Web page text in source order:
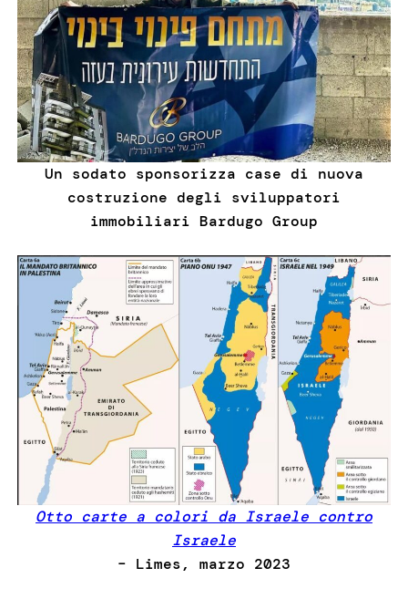
Un sodato sponsorizza case di nuova
costruzione degli sviluppatori
immobiliari Bardugo Group
Otto carte a colori da Israele contro
Israele
– Limes, marzo 2023